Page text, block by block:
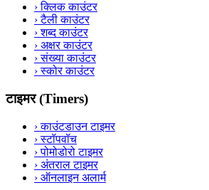
›क्लिक काउंटर
›टैली काउंटर
›शब्द काउंटर
› अक्षर काउंटर
›संख्या काउंटर
›स्कोर काउंटर
टाइमर (Timers)
›काउंटडाउन टाइमर
›स्टॉपवॉच
›पोमोडोरो टाइमर
› अंतराल टाइमर
› ऑनलाइन अलार्म